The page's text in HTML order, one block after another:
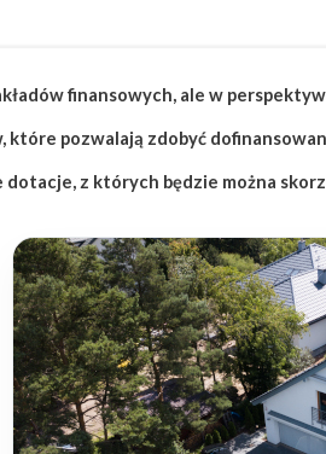
finansowych, ale w
które pozwalają zdobyć
z których będzie można